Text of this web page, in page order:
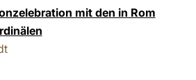
中文
mit den in Rom